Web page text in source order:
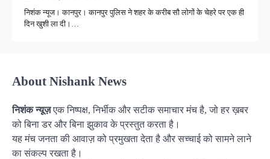
निशंक न्यूज। कानपुर। कानपुर पुलिस ने शहर के करीब सौ लोगों के चेहरे पर एक ही
दिन खुशी ला दी।…
About Nishank News
निशंक न्यूज़एक निष्पक्ष, निर्भीक और सटीक समाचार मंच है, जो हर ख़बर
को बिना डर और बिना झुकाव के प्रस्तुत करता है।
यह मंच जनता की आवाज़ को प्रमुखता देता है और सच्चाई को सामने लाने
का संकल्प रखता है।